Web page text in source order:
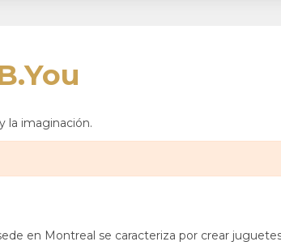
la imaginación.
en Montreal se caracteriza por crear